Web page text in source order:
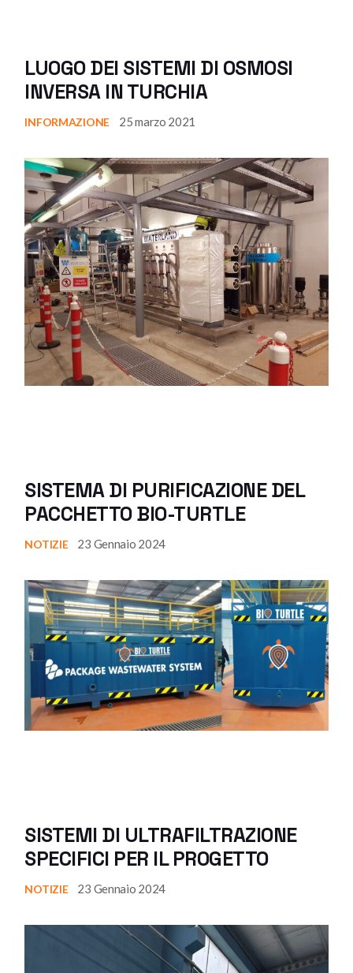
LUOGO DEI SISTEMI DI OSMOSI
INVERSA IN TURCHIA
INFORMAZIONE 25 marzo 2021
SISTEMA DI PURIFICAZIONE DEL
PACCHETTO BIO-TURTLE
NOTIZIE 23 Gennaio 2024
SISTEMI DI ULTRAFILTRAZIONE
SPECIFICI PER IL PROGETTO
NOTIZIE 23 Gennaio 2024